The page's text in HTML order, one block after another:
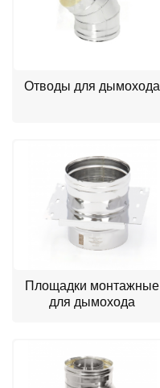
Отводы для дымохода
Площадки монтажные
для дымохода